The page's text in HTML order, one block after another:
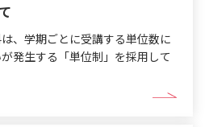
、学期ごとに受講する単位数に
発生する「単位制」を採用して